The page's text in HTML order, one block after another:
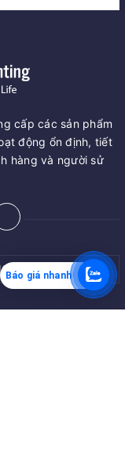
cấp các sản phẩm
động ổn định, tiết
hàng và người sử
Báo giá nhanh